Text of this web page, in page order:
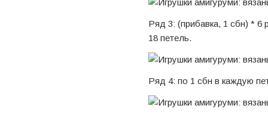
Ряд 3: (прибавка, 1 сбн) * 6
18 петель.
Ряд 4: по 1 сбн в каждую